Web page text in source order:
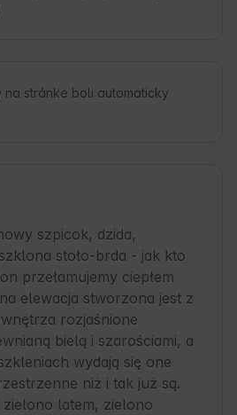
na stránke boli automaticky
szpicok, dzida,
stoło-brda - jak kto
przełamujemy ciepłem
elewacja stworzona jest z
rozjaśnione
bielą i szarościami, a
wydają się one
niż i tak już są.
latem, zielono